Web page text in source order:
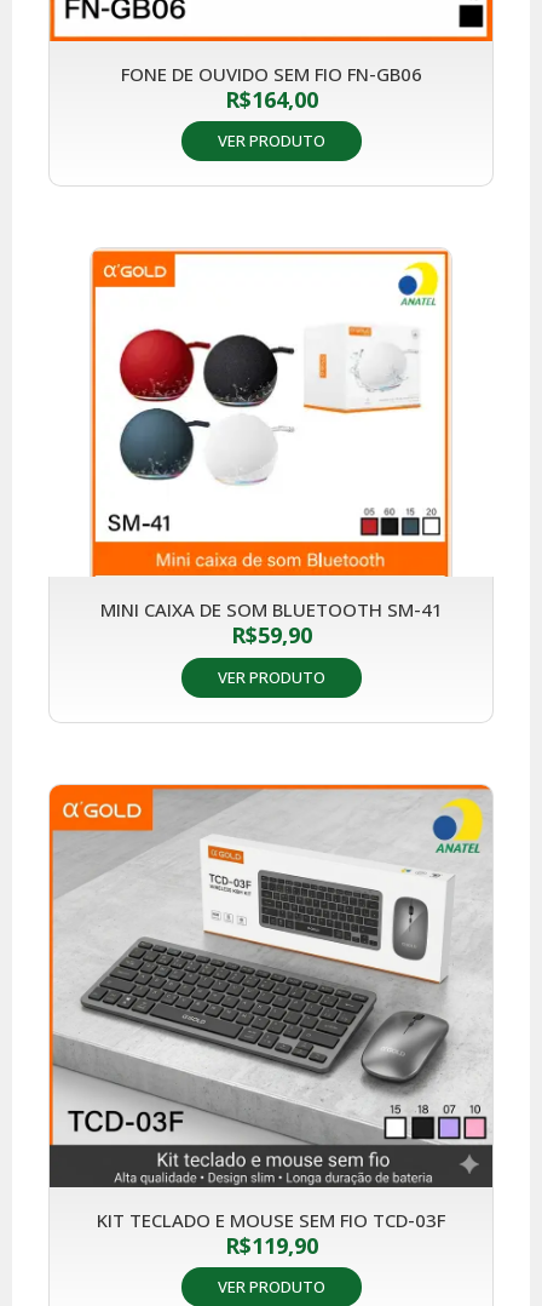
FONE DE OUVIDO SEM FIO FN-GB06
R$164,00
VER PRODUTO
MINI CAIXA DE SOM BLUETOOTH SM-41
R$59,90
VER PRODUTO
KIT TECLADO E MOUSE SEM FIO TCD-03F
R$119,90
VER PRODUTO